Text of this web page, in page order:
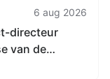
6 aug 2026
directeur
van de